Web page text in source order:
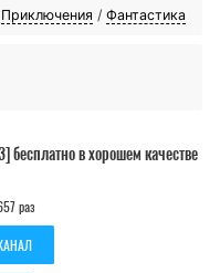
Приключения / Фантастика
бесплатно в хорошем качестве
раз